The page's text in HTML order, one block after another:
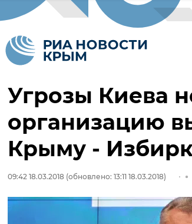
Угрозы Киева
организацию
Крыму -
09:42 18.03.2018 (обновлено: 13:11 18.03.2018)